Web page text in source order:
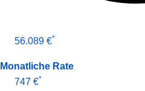
56.089 €*
Monatliche Rate
747 €*